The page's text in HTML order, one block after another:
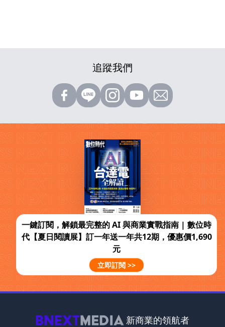
追蹤我們
一鍵訂閱，解鎖最完整的 AI 與商業實戰指南 | 數位時
代【夏日閱讀展】訂一年送一年共12期，優惠價1,690
元
立即訂閱 >>
新商業的領航者